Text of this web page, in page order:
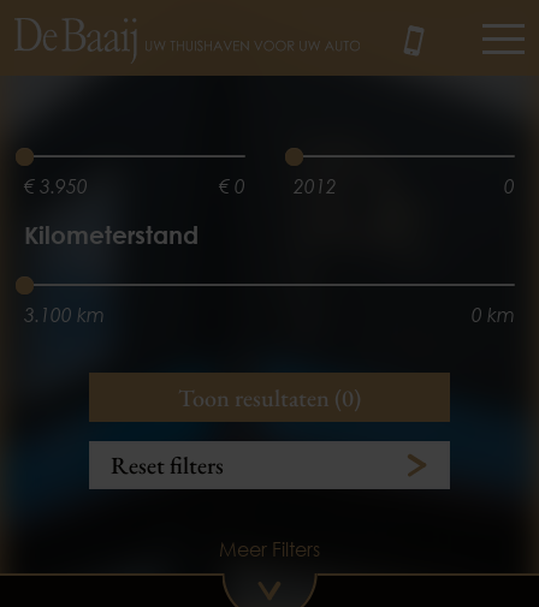
€ 3.950 € 0 2012 0
Kilometerstand
3.100 km 0 km
3 zitplaats(en) 5 zitplaats(en)
Toon resultaten (0)
Reset filters
Meer Filters